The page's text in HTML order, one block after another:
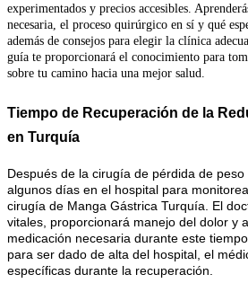
experimentados y precios accesibles.
necesaria, el proceso quirúrgico en sí y qué
además de consejos para elegir la clínica
guía te proporcionará el conocimiento para
sobre tu camino hacia una mejor salud.
Tiempo de Recuperación de la
en Turquía
Después de la cirugía de pérdida de
algunos días en el hospital para
cirugía de Manga Gástrica Turquía. El
vitales, proporcionará manejo del dolor y
medicación necesaria durante este
para ser dado de alta del hospital, el
específicas durante la recuperación.